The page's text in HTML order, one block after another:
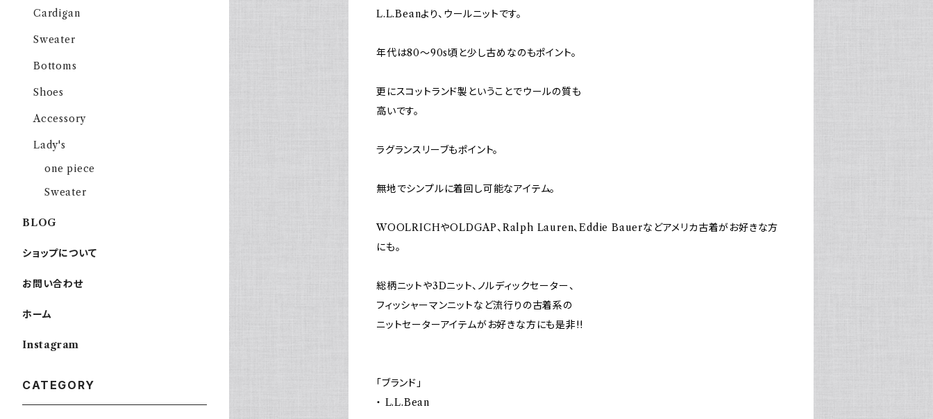
L.L.Beanより、ウールニットです。
年代は80～90s頃と少し古めなのもポイント。
更にスコットランド製ということでウールの質も
高いです。
ラグランスリーブもポイント。
無地でシンプルに着回し可能なアイテム。
WOOLRICHやOLDGAP、Ralph Lauren、Eddie Bauerなどアメリカ古着がお好きな方
にも。
総柄ニットや3Dニット、ノルディックセーター、
フィッシャーマンニットなど流行りの古着系の
ニットセーターアイテムがお好きな方にも是非!!
「ブランド」
・ L.L.Bean
Cardigan
Sweater
Bottoms
Shoes
Accessory
Lady's
one piece
Sweater
BLOG
ショップについて
お問い合わせ
ホーム
Instagram
CATEGORY